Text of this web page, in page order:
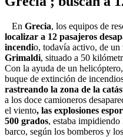
En Grecia, los equipos de
localizar a 12 pasajeros
incendio, todavía activo, de un
Grimaldi, situado a 50
Con la ayuda de un
buque de extinción de
rastreando la zona de la
a los doce camioneros
el viento, las explosiones
500 grados, estaba impidiendo
barco, según los bomberos y